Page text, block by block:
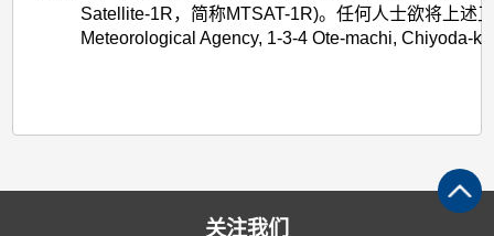
Satellite-1R，简称MTSAT-1R)。任何人士欲将上述
Meteorological Agency, 1-3-4 Ote-machi, Chiyoda-
关注我们